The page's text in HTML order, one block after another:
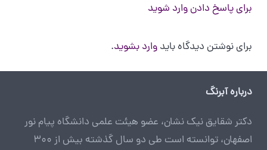
برای پاسخ دادن وارد شوید
برای نوشتن دیدگاه بایدوارد بشوید.
درباره آبرنگ
دکتر شقایق نیک نشان، عضو هیئت علمی دانشگاه پیام نور
اصفهان، توانسته است طی دو سال گذشته بیش از 300